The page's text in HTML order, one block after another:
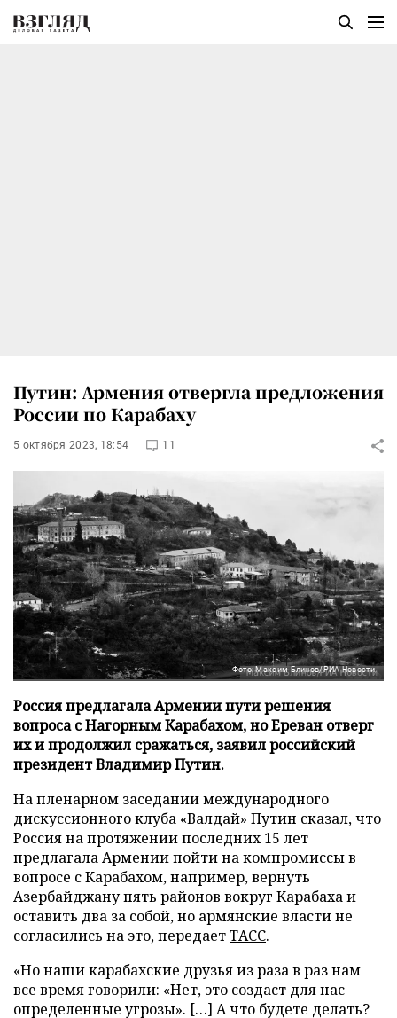
Путин: Армения отвергла предложения
России по Карабаху
5 октября 2023, 18:54 11
Фото: Максим Блинов/РИА Новости
Россия предлагала Армении пути решения
вопроса с Нагорным Карабахом, но Ереван отверг
их и продолжил сражаться, заявил российский
президент Владимир Путин.
На пленарном заседании международного
дискуссионного клуба «Валдай» Путин сказал, что
Россия на протяжении последних 15 лет
предлагала Армении пойти на компромиссы в
вопросе с Карабахом, например, вернуть
Азербайджану пять районов вокруг Карабаха и
оставить два за собой, но армянские власти не
согласились на это, передаетТАСС.
«Но наши карабахские друзья из раза в раз нам
все время говорили: «Нет, это создаст для нас
определенные угрозы». […] А что будете делать?